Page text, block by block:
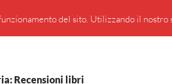
PRESENTAZIONE DI
Recensioni libri
del sito. Utilizzando il